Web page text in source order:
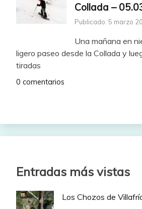
Collada –
Publicado: 5 marzo
Una mañana en
ligero paseo desde la Collada y
tiradas
0 comentarios
Entradas más vistas
Los Chozos de